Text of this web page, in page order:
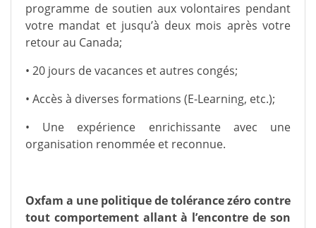
programme de soutien aux volontaires pendant
votre mandat et jusqu’à deux mois après votre
retour au Canada;
• 20 jours de vacances et autres congés;
• Accès à diverses formations (E-Learning, etc.);
• Une expérience enrichissante avec une
organisation renommée et reconnue.
Oxfam a une politique de tolérance zéro contre
tout comportement allant à l’encontre de son